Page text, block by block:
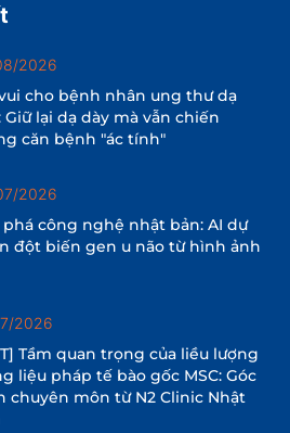
2026
cho bệnh nhân ung thư dạ
Giữ lại dạ dày mà vẫn chiến
căn bệnh "ác tính"
2026
công nghệ nhật bản: AI dự
đột biến gen u não từ hình ảnh
2026
Tầm quan trọng của liều lượng
liệu pháp tế bào gốc MSC: Góc
chuyên môn từ N2 Clinic Nhật